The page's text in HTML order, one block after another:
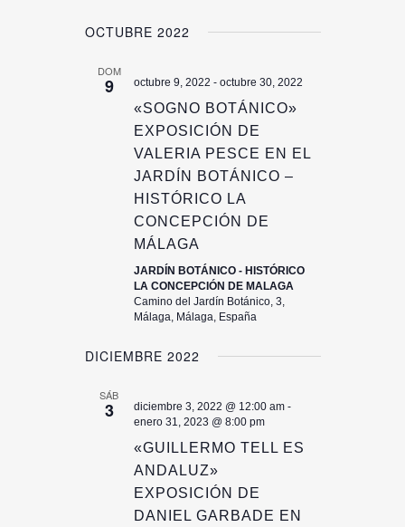
OCTUBRE 2022
DOM
9 octubre 9, 2022 - octubre 30, 2022
«SOGNO BOTÁNICO»
EXPOSICIÓN DE
VALERIA PESCE EN EL
JARDÍN BOTÁNICO –
HISTÓRICO LA
CONCEPCIÓN DE
MÁLAGA
JARDÍN BOTÁNICO - HISTÓRICO
LA CONCEPCIÓN DE MALAGA
Camino del Jardín Botánico, 3,
Málaga, Málaga, España
DICIEMBRE 2022
SÁB
3 diciembre 3, 2022 @ 12:00 am-
enero 31, 2023 @ 8:00 pm
«GUILLERMO TELL ES
ANDALUZ»
EXPOSICIÓN DE
DANIEL GARBADE EN